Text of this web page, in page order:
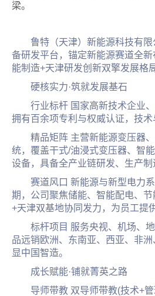
梁。
鲁特（天津）新能源科技有
备研发平台，锚定新能源赛道全
能制造+天津研发创新双擎发展格
硬核实力·筑就发展基石
行业标杆 国家高新技术企业
拥有百余项专利与权威认证，技术
精品矩阵 主营新能源变压器
统，覆盖干式/油浸式变压器、智
设备，具备全产业链研发、生产制
赛道风口 新能源与新型电力
期，公司聚焦储能、智能配电、
+天津双基地协同发力，为员工提
标杆项目 服务央视、机场、
品远销欧洲、东南亚、西亚、非
显中国智造。
成长赋能·铺就菁英之路
导师带教 双导师带教(技术+